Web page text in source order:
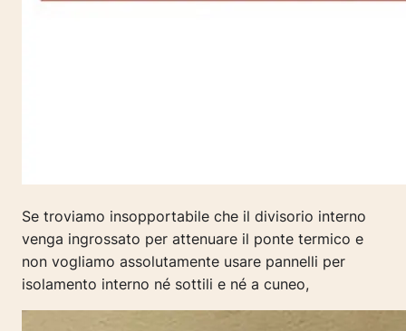
Se troviamo insopportabile che il divisorio interno
venga ingrossato per attenuare il ponte termico e
non vogliamo assolutamente usare pannelli per
isolamento interno né sottili e né a cuneo,